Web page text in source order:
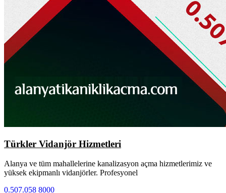
Türkler Vidanjör Hizmetleri
Alanya ve tüm mahallelerine kanalizasyon açma hizmetlerimiz ve
yüksek ekipmanlı vidanjörler. Profesyonel
0.507.058 8000